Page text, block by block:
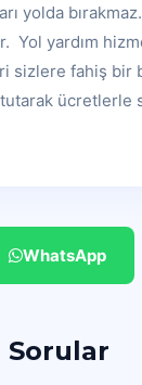
yolda
Yol yardım
sizlere fahiş
ücretlerle
WhatsApp
Sorular